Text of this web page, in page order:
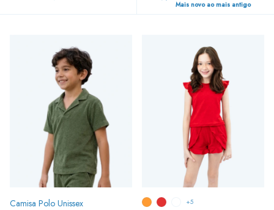
Mais novo ao mais antigo
Camisa Polo Unissex +5